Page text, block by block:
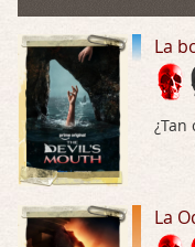
Trance
Por: Luar
El señor de las
Por: Luar
La
La